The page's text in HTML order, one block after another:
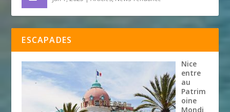
ESCAPADES
Nice
entre
au
Patrim
oine
Mondi